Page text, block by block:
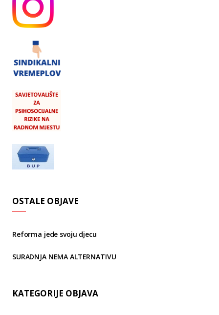
OSTALE OBJAVE
Reforma jede svoju djecu
SURADNJA NEMA ALTERNATIVU
KATEGORIJE OBJAVA